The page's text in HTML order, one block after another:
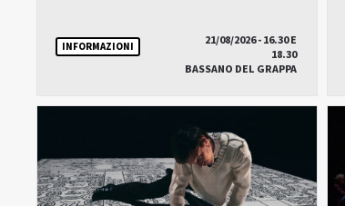
INFORMAZIONI
21/08/2026 - 16.30 E
18.30
BASSANO DEL GRAPPA